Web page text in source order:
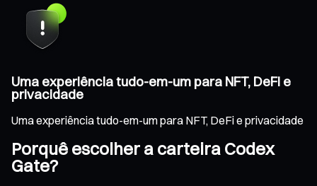
Uma experiência tudo-em-um para NFT, DeFi e
privacidade
Uma experiência tudo-em-um para NFT, DeFi e privacidade
Porquê escolher a carteira Codex
Gate?